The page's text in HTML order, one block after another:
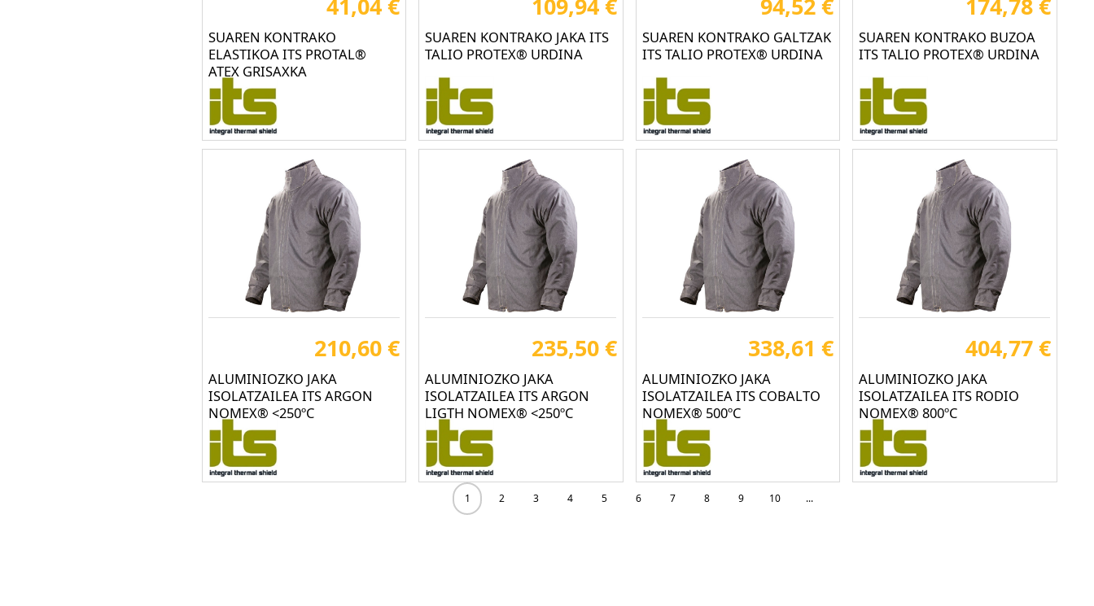
41,04 €
SUAREN KONTRAKO
ELASTIKOA ITS PROTAL®
ATEX GRISAXKA
109,94 €
SUAREN KONTRAKO JAKA ITS
TALIO PROTEX® URDINA
94,52 €
SUAREN KONTRAKO GALTZAK
ITS TALIO PROTEX® URDINA
174,78 €
SUAREN KONTRAKO BUZOA
ITS TALIO PROTEX® URDINA
210,60 €
ALUMINIOZKO JAKA
ISOLATZAILEA ITS ARGON
NOMEX® <250ºC
235,50 €
ALUMINIOZKO JAKA
ISOLATZAILEA ITS ARGON
LIGTH NOMEX® <250ºC
338,61 €
ALUMINIOZKO JAKA
ISOLATZAILEA ITS COBALTO
NOMEX® 500ºC
404,77 €
ALUMINIOZKO JAKA
ISOLATZAILEA ITS RODIO
NOMEX® 800ºC
1 2 3 4 5 6 7 8 9 10 ...